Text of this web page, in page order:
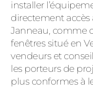
installer
directement
Janneau, comme
fenêtres situé en
vendeurs et
les porteurs de
plus conformes à